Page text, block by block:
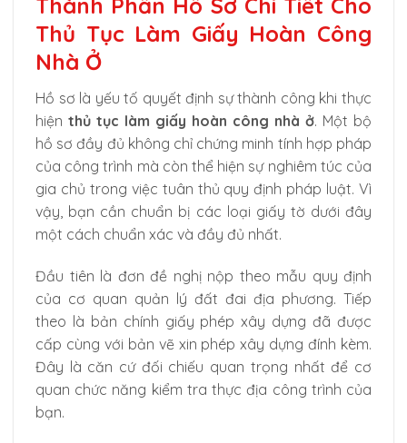
Thành Phần Hồ Sơ Chi Tiết Cho
Thủ Tục Làm Giấy Hoàn Công
Nhà Ở
Hồ sơ là yếu tố quyết định sự thành công khi thực
hiện thủ tục làm giấy hoàn công nhà ở. Một bộ
hồ sơ đầy đủ không chỉ chứng minh tính hợp pháp
của công trình mà còn thể hiện sự nghiêm túc của
gia chủ trong việc tuân thủ quy định pháp luật. Vì
vậy, bạn cần chuẩn bị các loại giấy tờ dưới đây
một cách chuẩn xác và đầy đủ nhất.
Đầu tiên là đơn đề nghị nộp theo mẫu quy định
của cơ quan quản lý đất đai địa phương. Tiếp
theo là bản chính giấy phép xây dựng đã được
cấp cùng với bản vẽ xin phép xây dựng đính kèm.
Đây là căn cứ đối chiếu quan trọng nhất để cơ
quan chức năng kiểm tra thực địa công trình của
bạn.